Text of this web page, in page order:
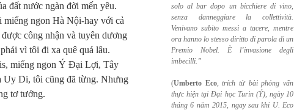
đất nước ngàn đời mến yêu.
miếng ngon Hà Nội-hay với cả
công nhận và tuyên dương
vì tôi đi xa quê quá lâu.
miếng ngon Ý Đại Lợi, Tây
Uy Di, tôi cũng đã từng. Nhưng
tơ tưởng.
solo albar dopo un bicchiere di vino,
senza danneggiare la collettività.
Venivano subito messi a tacere, mentre
ora hanno lo stesso diritto di parola di un
Premio Nobel. È l’invasione degli
imbecilli.”
(Umberto Eco,trích từ bài phỏng vấn
thực hiện tại Đại học Turin (Ý), ngày 10
tháng 6 năm 2015, ngay sau khi U. Eco